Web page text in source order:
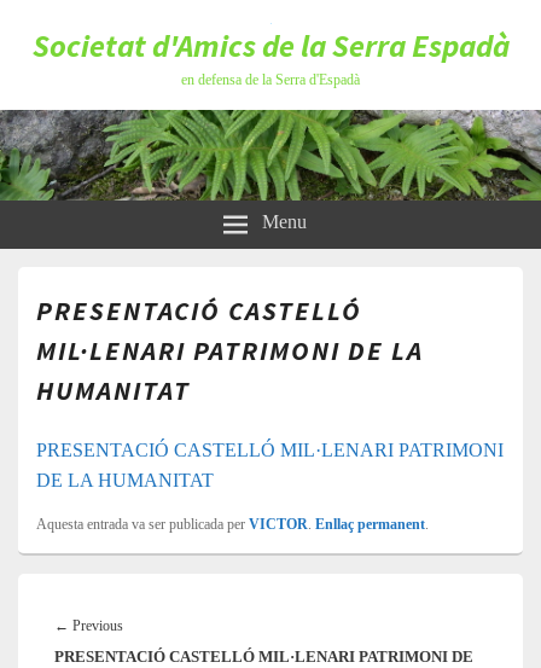
Societat d'Amics de la Serra Espadà
en defensa de la Serra d'Espadà
Menu
PRESENTACIÓ CASTELLÓ
MIL·LENARI PATRIMONI DE LA
HUMANITAT
PRESENTACIÓ CASTELLÓ MIL·LENARI PATRIMONI
DE LA HUMANITAT
Aquesta entrada va ser publicada per VICTOR Enllaç permanent
d'entrades
← Previous
post:
PRESENTACIÓ CASTELLÓ MIL·LENARI PATRIMONI DE